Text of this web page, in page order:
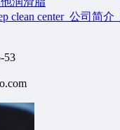
clean center 公司简介
53